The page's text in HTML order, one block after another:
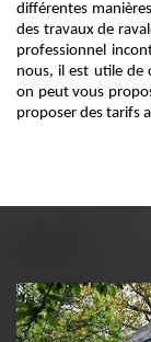
différentes
des travaux de
professionnel
nous, il est utile de
on peut vous
proposer des tarifs